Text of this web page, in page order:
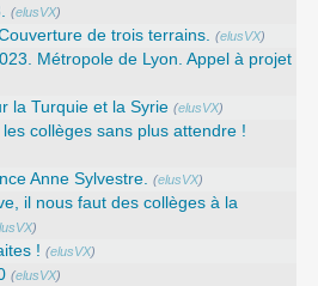
(elusVX)
de trois terrains. (elusVX)
Métropole de Lyon. Appel à projet
la Turquie et la Syrie (elusVX)
collèges sans plus attendre !
Anne Sylvestre. (elusVX)
il nous faut des collèges à la
)
! (elusVX)
(elusVX)